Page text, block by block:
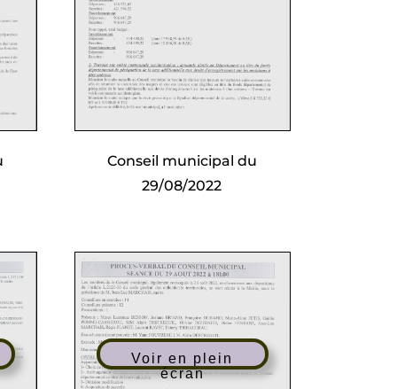
Conseil municipal du
29/08/2022
Voir en plein
écran